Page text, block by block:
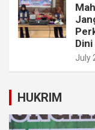
Dini
July
HUKRIM